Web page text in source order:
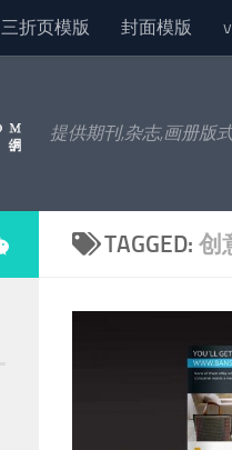
三折页模版 封面模版
提供期刊,杂志,画册版
TAGGED: 创